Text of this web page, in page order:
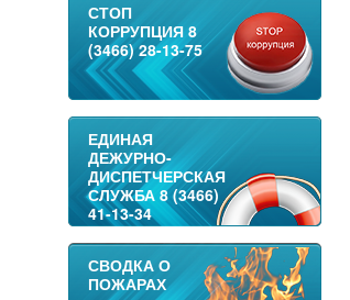
СТОП
КОРРУПЦИЯ 8
(3466) 28-13-75
ЕДИНАЯ
ДЕЖУРНО-
ДИСПЕТЧЕРСКАЯ
СЛУЖБА 8 (3466)
41-13-34
СВОДКА О
ПОЖАРАХ